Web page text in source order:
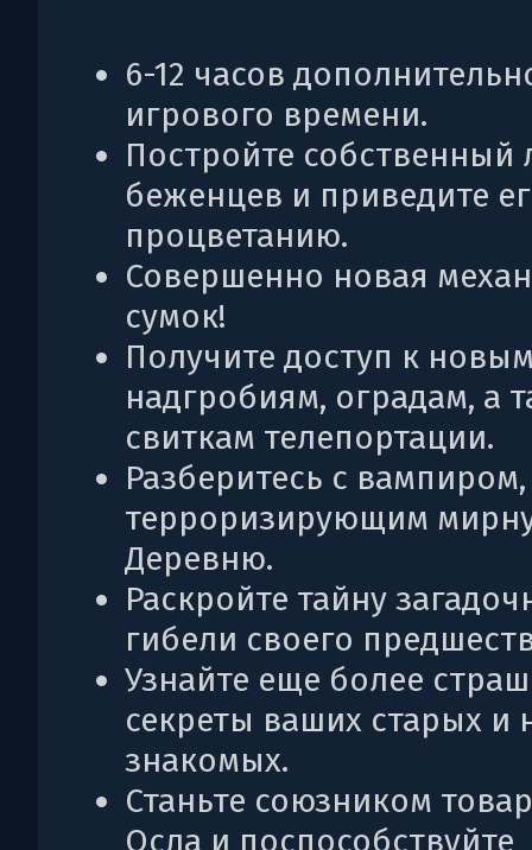
6-12 часов
игрового времени.
Постройте собственный
беженцев и приведите
процветанию.
Совершенно новая
сумок!
Получите доступ к
надгробиям, оградам, а
свиткам телепортации.
Разберитесь с вампиром,
терроризирующим
Деревню.
Раскройте тайну
гибели своего
Узнайте еще более
секреты ваших старых и
знакомых.
Станьте союзником
Осла и поспособствуйте